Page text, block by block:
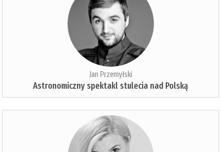
Jan Przemyłski
Astronomiczny spektakl stulecia nad Polską